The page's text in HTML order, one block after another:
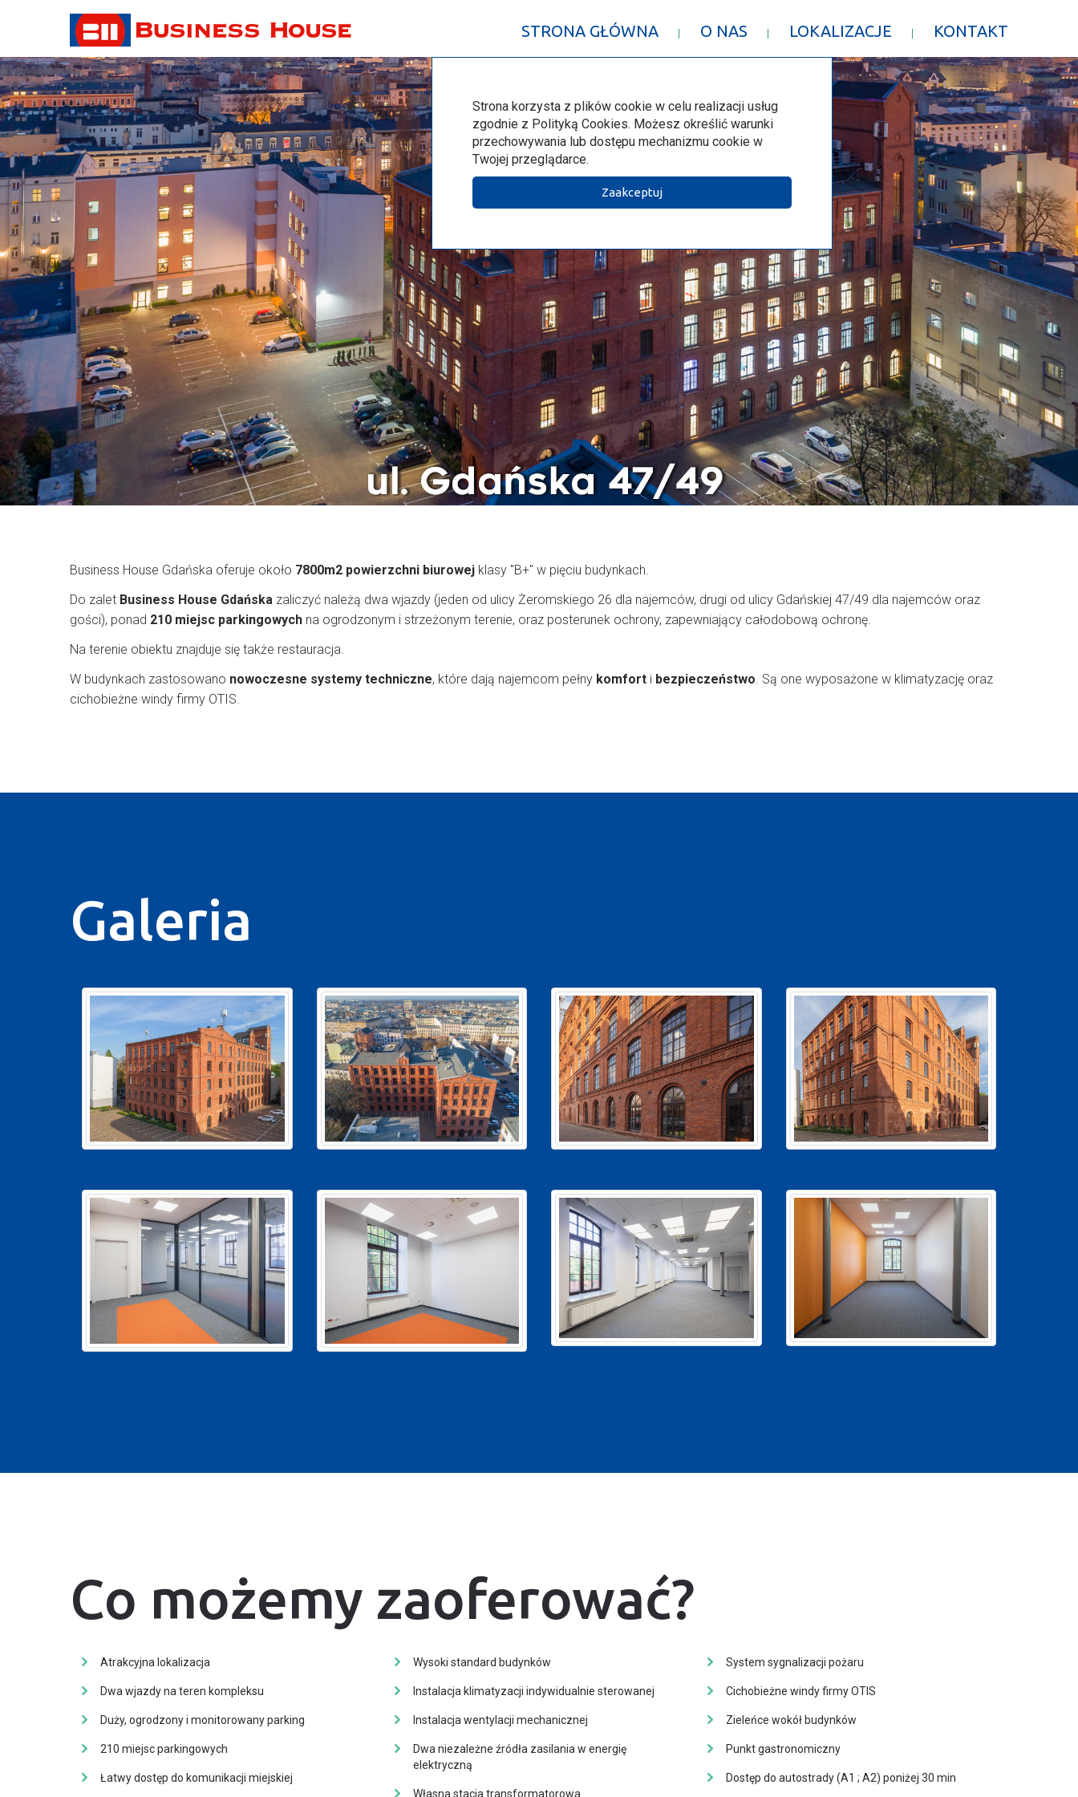
Strona korzysta z plików cookie w celu realizacji usług
zgodnie z Polityką Cookies. Możesz określić warunki
przechowywania lub dostępu mechanizmu cookie w
Twojej przeglądarce.
Zaakceptuj
STRONA GŁÓWNA O NAS LOKALIZACJE KONTAKT
Business House Gdańska oferuje około 7800m2 powierzchni biurowej klasy "B+" w pięciu budynkach.
Do zalet Business House Gdańska zaliczyć należą dwa wjazdy (jeden od ulicy Żeromskiego 26 dla najemców, drugi od ulicy Gdańskiej 47/49 dla najemców oraz
gości), ponad 210 miejsc parkingowych na ogrodzonym i strzeżonym terenie, oraz posterunek ochrony, zapewniający całodobową ochronę.
Na terenie obiektu znajduje się także restauracja.
W budynkach zastosowano nowoczesne systemy techniczne, które dają najemcom pełny komfort i bezpieczeństwo. Są one wyposażone w klimatyzację oraz
cichobieżne windy firmy OTIS.
Galeria
Co możemy zaoferować?
Atrakcyjna lokalizacja
Dwa wjazdy na teren kompleksu
Duży, ogrodzony i monitorowany parking
210 miejsc parkingowych
Łatwy dostęp do komunikacji miejskiej
Wysoki standard budynków
Instalacja klimatyzacji indywidualnie sterowanej
Instalacja wentylacji mechanicznej
Dwa niezależne źródła zasilania w energię
elektryczną
Własna stacja transformatorowa
System sygnalizacji pożaru
Cichobieżne windy firmy OTIS
Zieleńce wokół budynków
Punkt gastronomiczny
Dostęp do autostrady (A1 ; A2) poniżej 30 min